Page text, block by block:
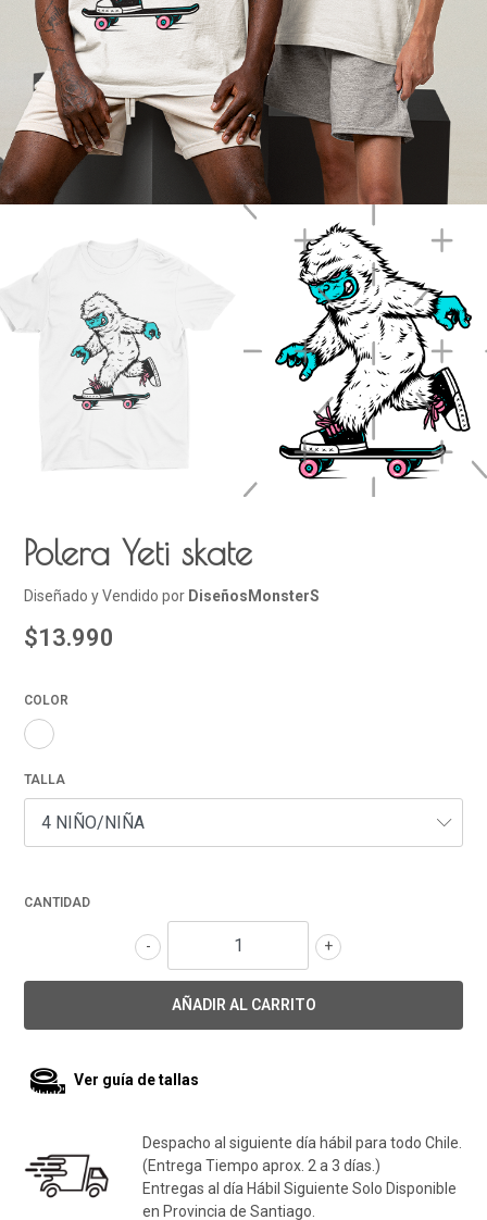
Polera Yeti skate
Diseñado y Vendido por DiseñosMonsterS
$13.990
COLOR
TALLA
CANTIDAD
+
-
Ver guía de tallas
Despacho al siguiente día hábil para todo Chile.
(Entrega Tiempo aprox. 2 a 3 días.)
Entregas al día Hábil Siguiente Solo Disponible
en Provincia de Santiago.